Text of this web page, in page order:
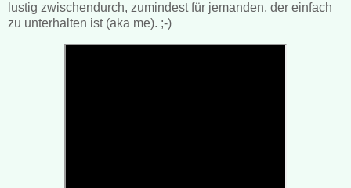
lustig zwischendurch, zumindest für jemanden, der einfach
zu unterhalten ist (aka me). ;-)